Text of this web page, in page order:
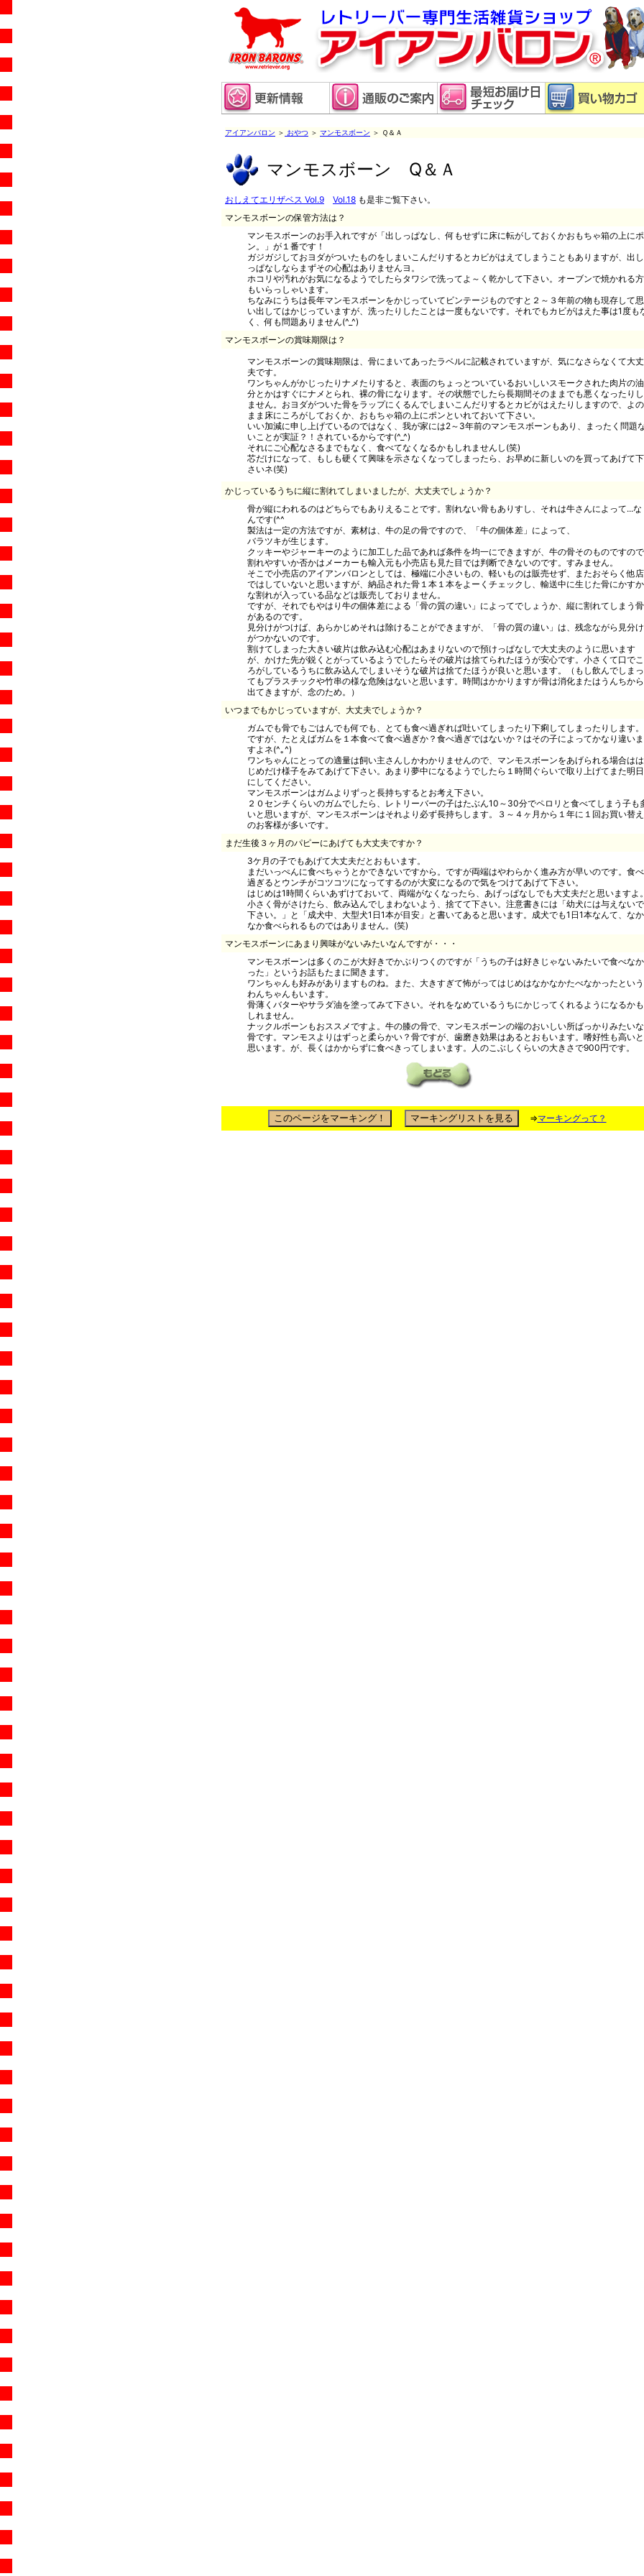
アイアンバロン ＞ おやつ ＞ マンモスボーン ＞ Ｑ＆Ａ
マンモスボーン Q＆Ａ
おしえてエリザベス Vol.9 Vol.18 も是非ご覧下さい。
マンモスボーンの保管方法は？
マンモスボーンのお手入れですが「出しっぱなし、何もせずに床に転がしておくかおもちゃ箱の上にポ
ン。」が１番です！
ガジガジしておヨダがついたものをしまいこんだりするとカビがはえてしまうこともありますが、出し
っぱなしならまずその心配はありませんヨ。
ホコリや汚れがお気になるようでしたらタワシで洗ってよ～く乾かして下さい。オーブンで焼かれる方
もいらっしゃいます。
ちなみにうちは長年マンモスボーンをかじっていてビンテージものですと２～３年前の物も現存して思
い出してはかじっていますが、洗ったりしたことは一度もないです。それでもカビがはえた事は1度も
く、何も問題ありません(^_^)
マンモスボーンの賞味期限は？
マンモスボーンの賞味期限は、骨にまいてあったラベルに記載されていますが、気になさらなくて大丈
夫です。
ワンちゃんがかじったりナメたりすると、表面のちょっとついているおいしいスモークされた肉片の油
分とかはすぐにナメとられ、裸の骨になります。その状態でしたら長期間そのままでも悪くなったりし
ません。おヨダがついた骨をラップにくるんでしまいこんだりするとカビがはえたりしますので、よの
まま床にころがしておくか、おもちゃ箱の上にポンといれておいて下さい。
いい加減に申し上げているのではなく、我が家には2～3年前のマンモスボーンもあり、まったく問題
いことが実証？！されているからです(^_^)
それにご心配なさるまでもなく、食べてなくなるかもしれませんし(笑)
芯だけになって、もしも硬くて興味を示さなくなってしまったら、お早めに新しいのを買ってあげて下
さいネ(笑)
かじっているうちに縦に割れてしまいましたが、大丈夫でしょうか？
骨が縦にわれるのはどちらでもありえることです。割れない骨もありすし、それは牛さんによって...な
んです(^^ゞ
製法は一定の方法ですが、素材は、牛の足の骨ですので、「牛の個体差」によって、
バラツキが生じます。
クッキーやジャーキーのように加工した品であれば条件を均一にできますが、牛の骨そのものですので
割れやすいか否かはメーカーも輸入元も小売店も見た目では判断できないのです。すみません。
そこで小売店のアイアンバロンとしては、極端に小さいもの、軽いものは販売せず、またおそらく他店
ではしていないと思いますが、納品された骨１本１本をよーくチェックし、輸送中に生じた骨にかすか
な割れが入っている品などは販売しておりません。
ですが、それでもやはり牛の個体差による「骨の質の違い」によってでしょうか、縦に割れてしまう骨
があるのです。
見分けがつけば、あらかじめそれは除けることができますが、「骨の質の違い」は、残念ながら見分け
がつかないのです。
割けてしまった大きい破片は飲み込む心配はあまりないので預けっぱなしで大丈夫のように思います
が、かけた先が鋭くとがっているようでしたらその破片は捨てられたほうが安心です。小さくて口でこ
ろがしているうちに飲み込んでしまいそうな破片は捨てたほうが良いと思います。（もし飲んでしまっ
てもプラスチックや竹串の様な危険はないと思います。時間はかかりますが骨は消化またはうんちから
出てきますが、念のため。）
いつまでもかじっていますが、大丈夫でしょうか？
ガムでも骨でもごはんでも何でも、とても食べ過ぎれば吐いてしまったり下痢してしまったりします。
ですが、たとえばガムを１本食べて食べ過ぎか？食べ過ぎではないか？はその子によってかなり違いま
すよネ(^｡^)
ワンちゃんにとっての適量は飼い主さんしかわかりませんので、マンモスボーンをあげられる場合はは
じめだけ様子をみてあげて下さい。あまり夢中になるようでしたら１時間ぐらいで取り上げてまた明日
にしてください。
マンモスボーンはガムよりずっと長持ちするとお考え下さい。
２０センチくらいのガムでしたら、レトリーバーの子はたぶん10～30分でペロリと食べてしまう子も
いと思いますが、マンモスボーンはそれより必ず長持ちします。３～４ヶ月から１年に１回お買い替え
のお客様が多いです。
まだ生後３ヶ月のパピーにあげても大丈夫ですか？
3ケ月の子でもあげて大丈夫だとおもいます。
まだいっぺんに食べちゃうとかできないですから。ですが両端はやわらかく進み方が早いのです。食べ
過ぎるとウンチがコツコツになってするのが大変になるので気をつけてあげて下さい。
はじめは1時間くらいあずけておいて、両端がなくなったら、あげっぱなしでも大丈夫だと思いますよ
小さく骨がさけたら、飲み込んでしまわないよう、捨てて下さい。注意書きには「幼犬には与えないで
下さい。」と「成犬中、大型犬1日1本が目安」と書いてあると思います。成犬でも1日1本なんて、なか
なか食べられるものではありません。(笑)
マンモスボーンにあまり興味がないみたいなんですが・・・
マンモスボーンは多くのこが大好きでかぶりつくのですが「うちの子は好きじゃないみたいで食べなか
った」というお話もたまに聞きます。
ワンちゃんも好みがありますものね。また、大きすぎて怖がってはじめはなかなかたべなかったという
わんちゃんもいます。
骨薄くバターやサラダ油を塗ってみて下さい。それをなめているうちにかじってくれるようになるかも
しれません。
ナックルボーンもおススメですよ。牛の膝の骨で、マンモスボーンの端のおいしい所ばっかりみたいな
骨です。マンモスよりはずっと柔らかい？骨ですが、歯磨き効果はあるとおもいます。嗜好性も高いと
思います。が、長くはかからずに食べきってしまいます。人のこぶしくらいの大きさで900円です。
⇒マーキングって？